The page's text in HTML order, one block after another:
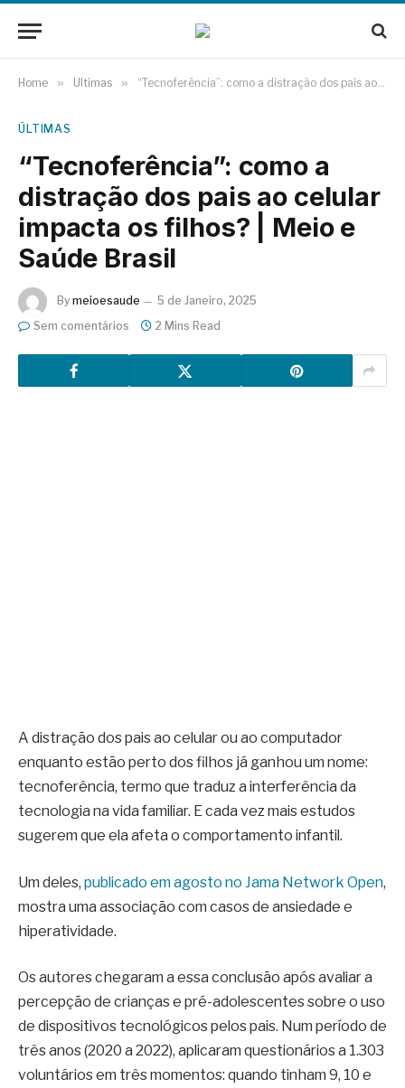
Home » Últimas » “Tecnoferência”: como a distração dos pais ao celular impacta os filhos? | Meio e Saúde Brasil
ÚLTIMAS
“Tecnoferência”: como a
distração dos pais ao celular
impacta os filhos? | Meio e
Saúde Brasil
By meioesaude
5 de Janeiro, 2025
Sem comentários
2 Mins Read
A distração dos pais ao celular ou ao computador
enquanto estão perto dos filhos já ganhou um nome:
tecnoferência, termo que traduz a interferência da
tecnologia na vida familiar. E cada vez mais estudos
sugerem que ela afeta o comportamento infantil.
Um deles, publicado em agosto no Jama Network Open,
mostra uma associação com casos de ansiedade e
hiperatividade.
Os autores chegaram a essa conclusão após avaliar a
percepção de crianças e pré-adolescentes sobre o uso
de dispositivos tecnológicos pelos pais. Num período de
três anos (2020 a 2022), aplicaram questionários a 1.303
voluntários em três momentos: quando tinham 9, 10 e